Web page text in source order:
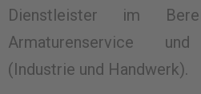
Dienstleister im
Armaturenservice
(Industrie und Handwerk).